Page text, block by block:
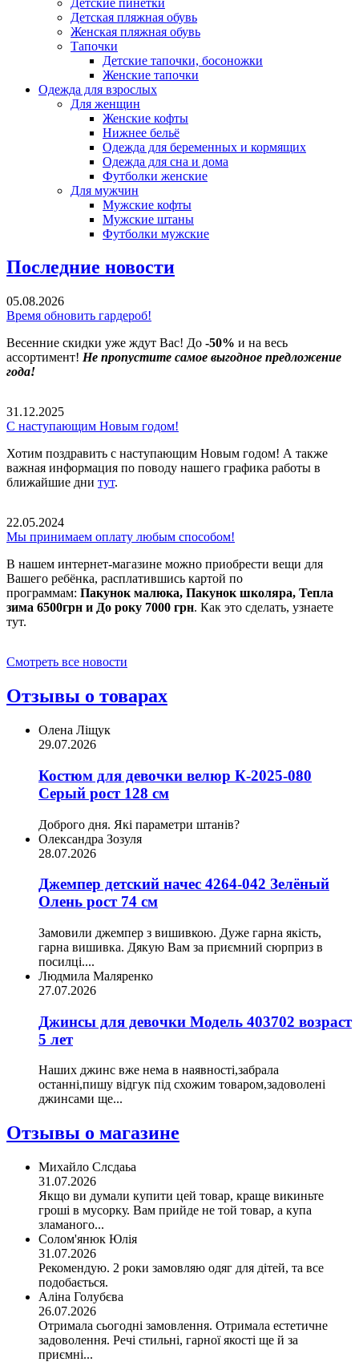
Детская пляжная обувь
Женская пляжная обувь
Тапочки
Детские тапочки, босоножки
Женские тапочки
Одежда для взрослых
Для женщин
Женские кофты
Нижнее бельё
Одежда для беременных и кормящих
Одежда для сна и дома
Футболки женские
Для мужчин
Мужские кофты
Мужские штаны
Футболки мужские
Последние новости
05.08.2026
Время обновить гардероб!
Весенние скидки уже ждут Вас! До -50% и на весь
ассортимент! Не пропустите самое выгодное предложение
года!
31.12.2025
С наступающим Новым годом!
Хотим поздравить с наступающим Новым годом! А также
важная информация по поводу нашего графика работы в
ближайшие дни тут.
22.05.2024
Мы принимаем оплату любым способом!
В нашем интернет-магазине можно приобрести вещи для
Вашего ребёнка, расплатившись картой по
программам: Пакунок малюка, Пакунок школяра, Тепла
зима 6500грн и До року 7000 грн. Как это сделать, узнаете
тут.
Смотреть все новости
Отзывы о товарах
Олена Ліщук
29.07.2026
Костюм для девочки велюр К-2025-080
Серый рост 128 см
Доброго дня. Які параметри штанів?
Олександра Зозуля
28.07.2026
Джемпер детский начес 4264-042 Зелёный
Олень рост 74 см
Замовили джемпер з вишивкою. Дуже гарна якість,
гарна вишивка. Дякую Вам за приємний сюрприз в
посилці....
Людмила Маляренко
27.07.2026
Джинсы для девочки Модель 403702 возраст
5 лет
Наших джинс вже нема в наявності,забрала
останні,пишу відгук під схожим товаром,задоволені
джинсами ще...
Отзывы о магазине
Михайло Слсдаьа
31.07.2026
Якщо ви думали купити цей товар, краще викиньте
гроші в мусорку. Вам прийде не той товар, а купа
зламаного...
Солом'янюк Юлія
31.07.2026
Рекомендую. 2 роки замовляю одяг для дітей, та все
подобається.
Аліна Голубєва
26.07.2026
Отримала сьогодні замовлення. Отримала естетичне
задоволення. Речі стильні, гарної якості ще й за
приємні...